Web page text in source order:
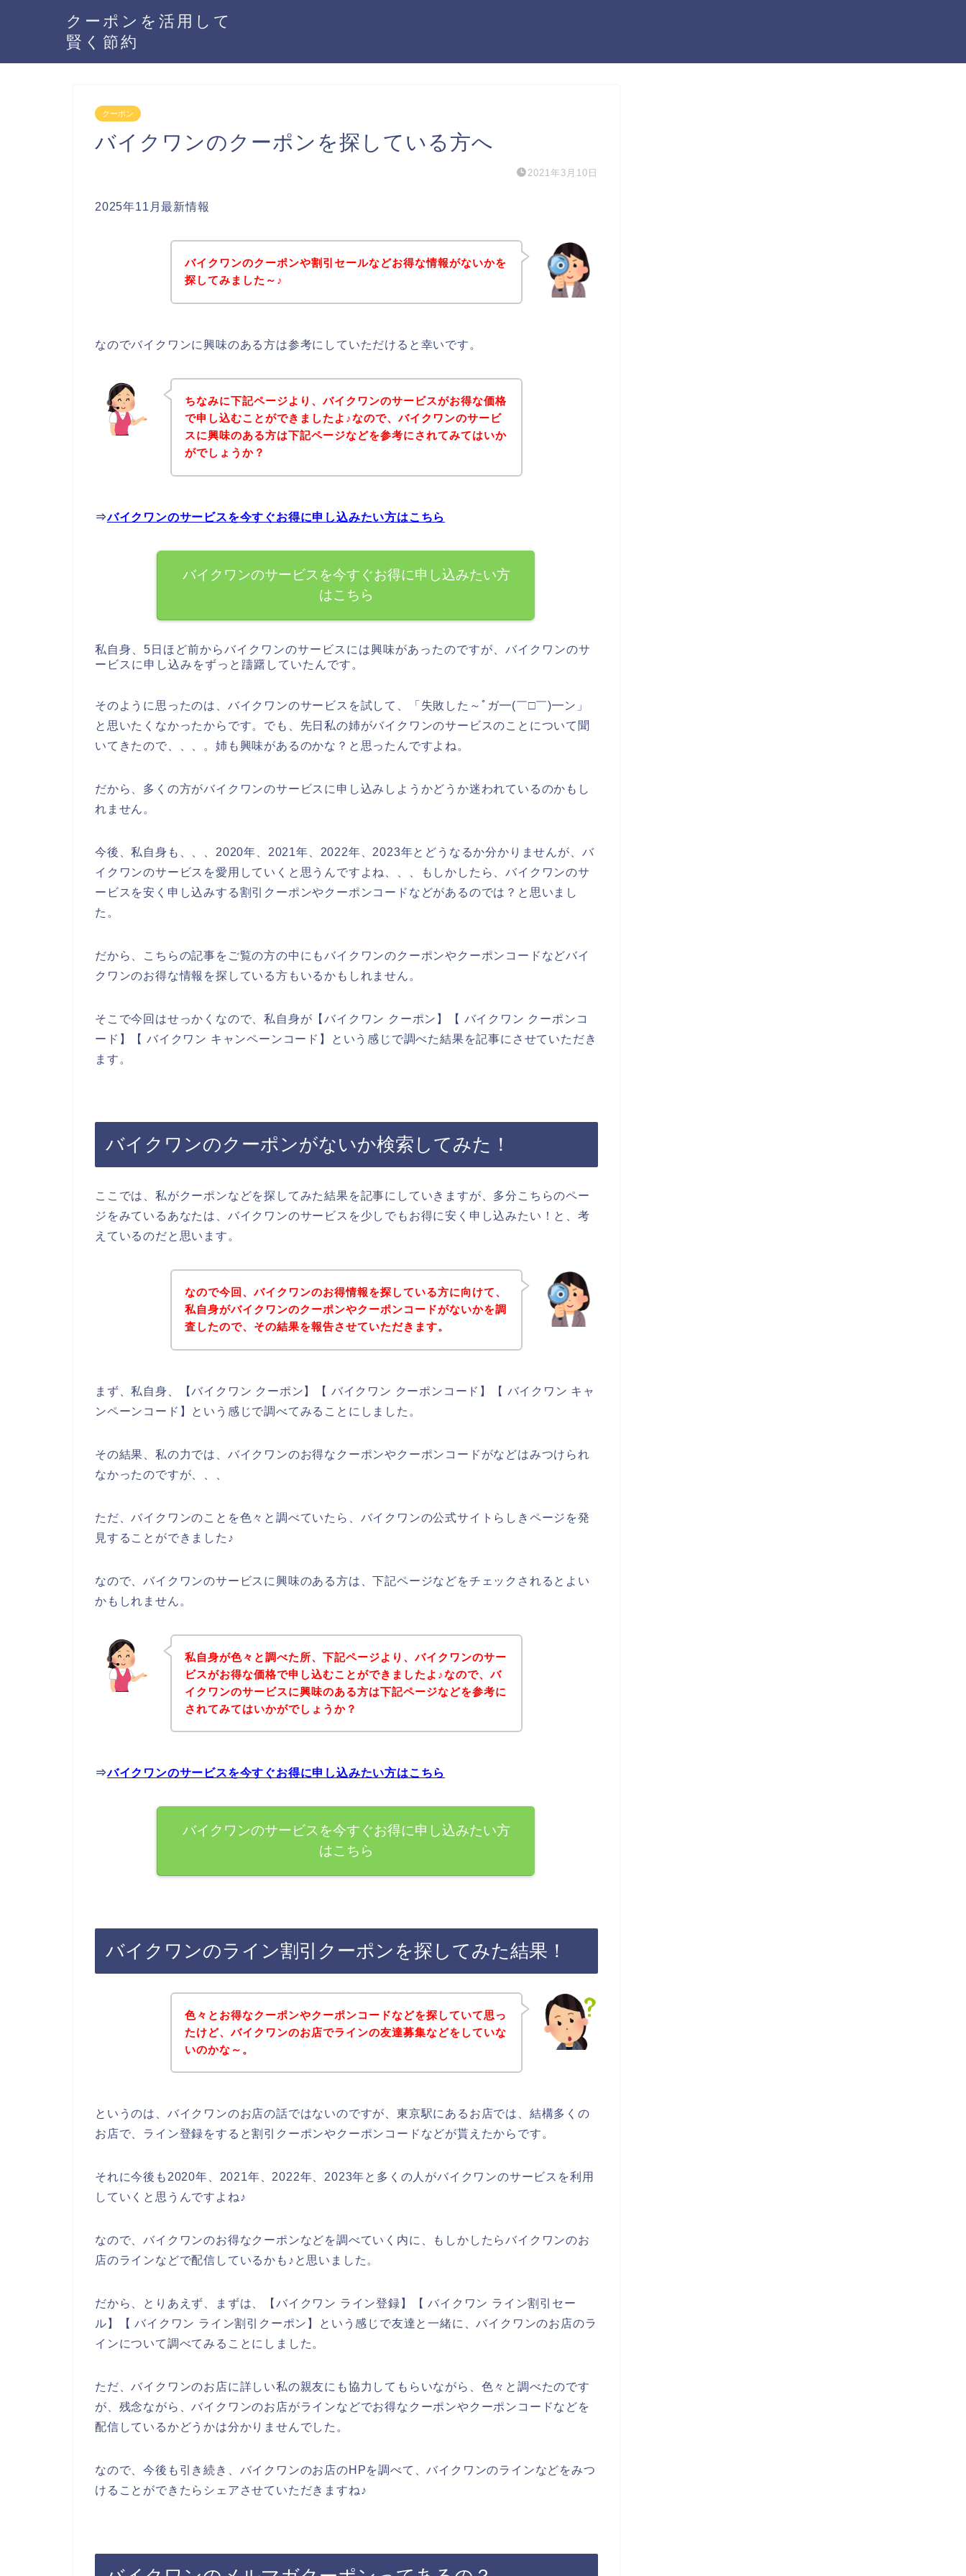
クーポンを活用して
賢く節約
クーポン
バイクワンのクーポンを探している方へ
2021年3月10日
2025年11月最新情報
バイクワンのクーポンや割引セールなどお得な情報がないかを
探してみました～♪
なのでバイクワンに興味のある方は参考にしていただけると幸いです。
ちなみに下記ページより、バイクワンのサービスがお得な価格
で申し込むことができましたよ♪なので、バイクワンのサービ
スに興味のある方は下記ページなどを参考にされてみてはいか
がでしょうか？
⇒バイクワンのサービスを今すぐお得に申し込みたい方はこちら
バイクワンのサービスを今すぐお得に申し込みたい方
はこちら
私自身、5日ほど前からバイクワンのサービスには興味があったのですが、バイクワンのサ
ービスに申し込みをずっと躊躇していたんです。
そのように思ったのは、バイクワンのサービスを試して、「失敗した～ﾟガ━(￣□￣)━ン」
と思いたくなかったからです。でも、先日私の姉がバイクワンのサービスのことについて聞
いてきたので、、、。姉も興味があるのかな？と思ったんですよね。
だから、多くの方がバイクワンのサービスに申し込みしようかどうか迷われているのかもし
れません。
今後、私自身も、、、2020年、2021年、2022年、2023年とどうなるか分かりませんが、バ
イクワンのサービスを愛用していくと思うんですよね、、、もしかしたら、バイクワンのサ
ービスを安く申し込みする割引クーポンやクーポンコードなどがあるのでは？と思いまし
た。
だから、こちらの記事をご覧の方の中にもバイクワンのクーポンやクーポンコードなどバイ
クワンのお得な情報を探している方もいるかもしれません。
そこで今回はせっかくなので、私自身が【バイクワン クーポン】【 バイクワン クーポンコ
ード】【 バイクワン キャンペーンコード】という感じで調べた結果を記事にさせていただき
ます。
バイクワンのクーポンがないか検索してみた！
ここでは、私がクーポンなどを探してみた結果を記事にしていきますが、多分こちらのペー
ジをみているあなたは、バイクワンのサービスを少しでもお得に安く申し込みたい！と、考
えているのだと思います。
なので今回、バイクワンのお得情報を探している方に向けて、
私自身がバイクワンのクーポンやクーポンコードがないかを調
査したので、その結果を報告させていただきます。
まず、私自身、【バイクワン クーポン】【 バイクワン クーポンコード】【 バイクワン キャ
ンペーンコード】という感じで調べてみることにしました。
その結果、私の力では、バイクワンのお得なクーポンやクーポンコードがなどはみつけられ
なかったのですが、、、
ただ、バイクワンのことを色々と調べていたら、バイクワンの公式サイトらしきページを発
見することができました♪
なので、バイクワンのサービスに興味のある方は、下記ページなどをチェックされるとよい
かもしれません。
私自身が色々と調べた所、下記ページより、バイクワンのサー
ビスがお得な価格で申し込むことができましたよ♪なので、バ
イクワンのサービスに興味のある方は下記ページなどを参考に
されてみてはいかがでしょうか？
⇒バイクワンのサービスを今すぐお得に申し込みたい方はこちら
バイクワンのサービスを今すぐお得に申し込みたい方
はこちら
バイクワンのライン割引クーポンを探してみた結果！
色々とお得なクーポンやクーポンコードなどを探していて思っ
たけど、バイクワンのお店でラインの友達募集などをしていな
いのかな～。
というのは、バイクワンのお店の話ではないのですが、東京駅にあるお店では、結構多くの
お店で、ライン登録をすると割引クーポンやクーポンコードなどが貰えたからです。
それに今後も2020年、2021年、2022年、2023年と多くの人がバイクワンのサービスを利用
していくと思うんですよね♪
なので、バイクワンのお得なクーポンなどを調べていく内に、もしかしたらバイクワンのお
店のラインなどで配信しているかも♪と思いました。
だから、とりあえず、まずは、【バイクワン ライン登録】【 バイクワン ライン割引セー
ル】【 バイクワン ライン割引クーポン】という感じで友達と一緒に、バイクワンのお店のラ
インについて調べてみることにしました。
ただ、バイクワンのお店に詳しい私の親友にも協力してもらいながら、色々と調べたのです
が、残念ながら、バイクワンのお店がラインなどでお得なクーポンやクーポンコードなどを
配信しているかどうかは分かりませんでした。
なので、今後も引き続き、バイクワンのお店のHPを調べて、バイクワンのラインなどをみつ
けることができたらシェアさせていただきますね♪